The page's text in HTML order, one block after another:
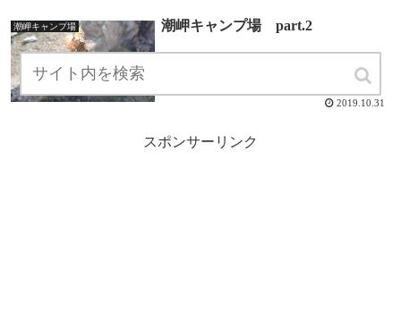
潮岬キャンプ場 潮岬キャンプ場 part.2
2019.10.31
スポンサーリンク